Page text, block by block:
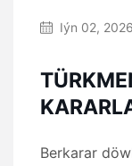
Iýn 02, 2026
Berkarar